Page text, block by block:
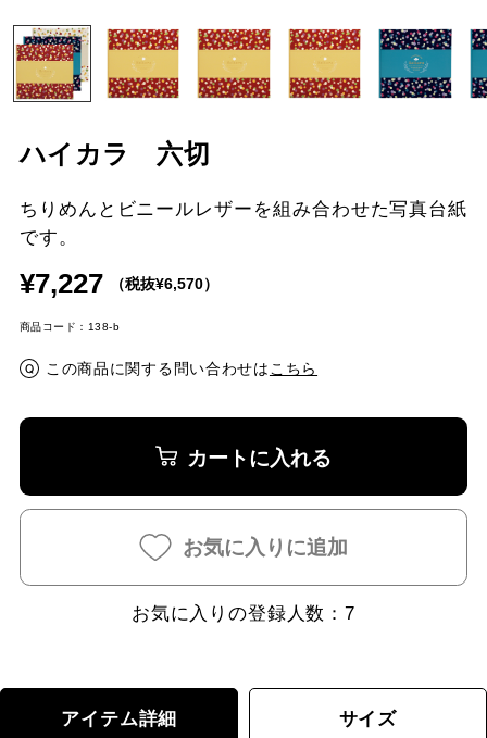
ハイカラ 六切
ちりめんとビニールレザーを組み合わせた写真台紙
です。
¥7,227 （税抜¥6,570）
商品コード：138-b
この商品に関する問い合わせはこちら
カートに入れる
お気に入りに追加
お気に入りの登録人数：7
アイテム詳細 サイズ